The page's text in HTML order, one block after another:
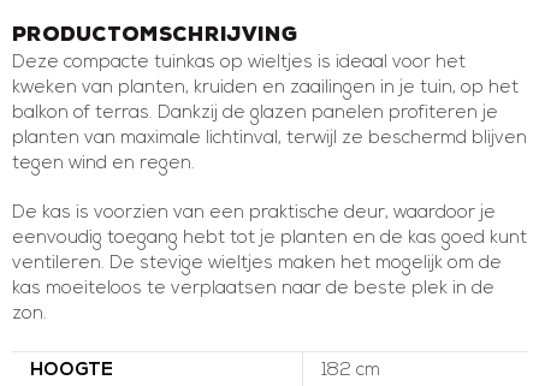
Productomschrijving
Deze compacte tuinkas op wieltjes is ideaal voor het
kweken van planten, kruiden en zaailingen in je tuin, op het
balkon of terras. Dankzij de glazen panelen profiteren je
planten van maximale lichtinval, terwijl ze beschermd blijven
tegen wind en regen.
De kas is voorzien van een praktische deur, waardoor je
eenvoudig toegang hebt tot je planten en de kas goed kunt
ventileren. De stevige wieltjes maken het mogelijk om de
kas moeiteloos te verplaatsen naar de beste plek in de
zon.
HOOGTE 182 cm